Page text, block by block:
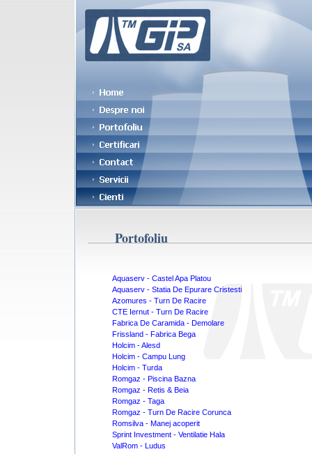
Portofoliu
Aquaserv - Castel Apa Platou
Aquaserv - Statia De Epurare Cristesti
Azomures - Turn De Racire
CTE Iernut - Turn De Racire
Fabrica De Caramida - Demolare
Frissland - Fabrica Bega
Holcim - Alesd
Holcim - Campu Lung
Holcim - Turda
Romgaz - Piscina Bazna
Romgaz - Retis & Beia
Romgaz - Taga
Romgaz - Turn De Racire Corunca
Romsilva - Manej acoperit
Sprint Investment - Ventilatie Hala
ValRom - Ludus